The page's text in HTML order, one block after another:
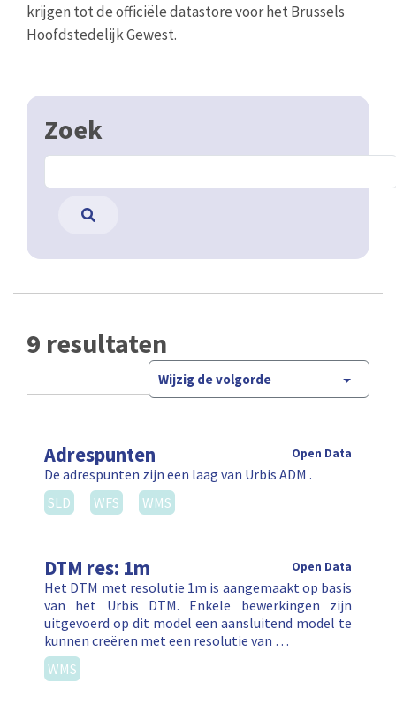
krijgen tot de officiële datastore voor het Brussels
Hoofdstedelijk Gewest.
Zoek
9 resultaten
Wijzig de volgorde
Adrespunten Open Data
De adrespunten zijn een laag van Urbis ADM .
SLD
WFS WMS
DTM res: 1m Open Data
Het DTM met resolutie 1m is aangemaakt op basis
van het Urbis DTM. Enkele bewerkingen zijn
uitgevoerd op dit model een aansluitend model te
kunnen creëren met een resolutie van …
WMS